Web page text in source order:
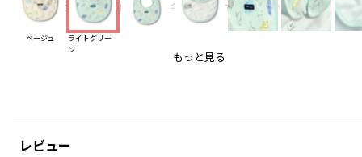
ベージュ
ライトグリー
ン
レビュー
ご自宅用にはもちろん、ギフトにもおすすめです♪"
-----
透け感：なし
カラー
もっと見る